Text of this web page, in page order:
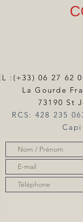
:(+33) 06 27 62
La Gourde
73190 St
RCS: 428 235